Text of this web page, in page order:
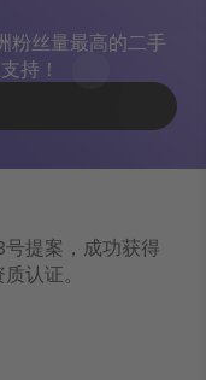
粉丝量最高的二手
持！
提案，成功获得
认证。